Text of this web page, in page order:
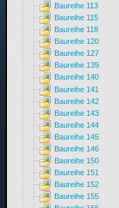
Baureihe 113
Baureihe 115
Baureihe 118
Baureihe 120
Baureihe 127
Baureihe 139
Baureihe 140
Baureihe 141
Baureihe 142
Baureihe 143
Baureihe 144
Baureihe 145
Baureihe 146
Baureihe 150
Baureihe 151
Baureihe 152
Baureihe 155